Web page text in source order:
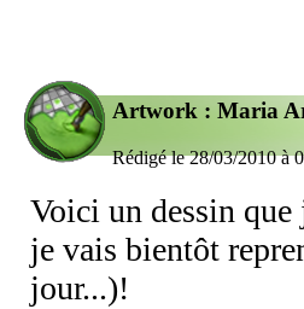
Artwork : Maria
Rédigé le 28/03/2010 à
Voici un dessin
je vais bientôt
jour...)!